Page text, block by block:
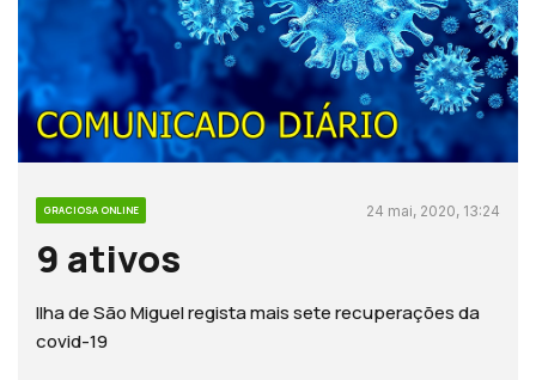
GRACIOSA ONLINE 24 mai, 2020, 13:24
9 ativos
Ilha de São Miguel regista mais sete recuperações da
covid-19